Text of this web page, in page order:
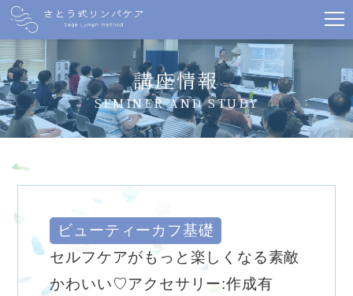
講座情報
SEMINER AND STUDY
ビューティーカフ基礎
セルフケアがもっと楽しくなる素敵
かわいい♡アクセサリー:作成有